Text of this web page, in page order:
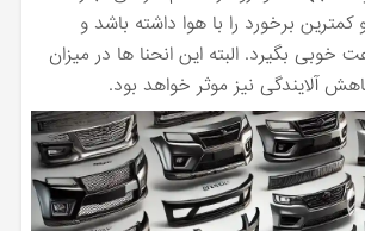
برخورد را با هوا داشته باشد و
خوبی بگیرد. البته این انحنا ها در میزان
آلایندگی نیز موثر خواهد بود.